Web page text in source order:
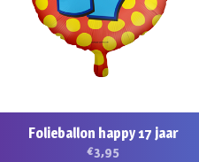
Folieballon happy 17 jaar
€3,95